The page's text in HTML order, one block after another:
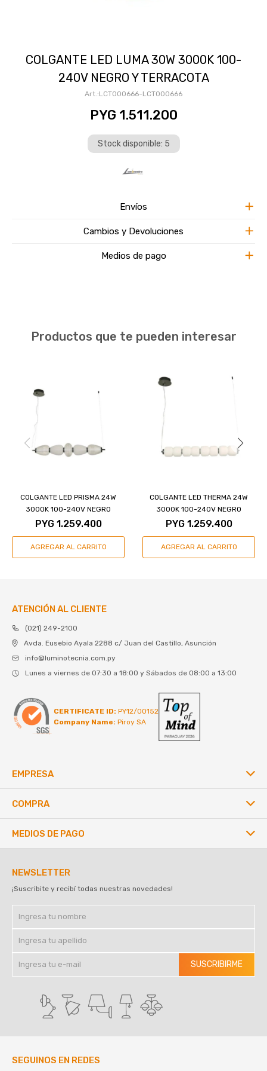
COLGANTE LED LUMA 30W 3000K 100-
240V NEGRO Y TERRACOTA
LCT000666-LCT000666
PYG 1.511.200
Stock disponible: 5
Envíos
Cambios y Devoluciones
Medios de pago
Productos que te pueden interesar
COLGANTE LED PRISMA 24W
3000K 100-240V NEGRO
PYG 1.259.400
COLGANTE LED THERMA 24W
3000K 100-240V NEGRO
PYG 1.259.400
ATENCIÓN AL CLIENTE
(021) 249-2100
Avda. Eusebio Ayala 2288 c/ Juan del Castillo, Asunción
info@luminotecnia.com.py
Lunes a viernes de 07:30 a 18:00 y Sábados de 08:00 a 13:00
CERTIFICATE ID: PY12/00152
Company Name: Piroy SA
EMPRESA
COMPRA
NEWSLETTER
¡Suscribite y recibí todas nuestras novedades!
SUSCRIBIRME
SEGUINOS EN REDES
MEDIOS DE PAGO